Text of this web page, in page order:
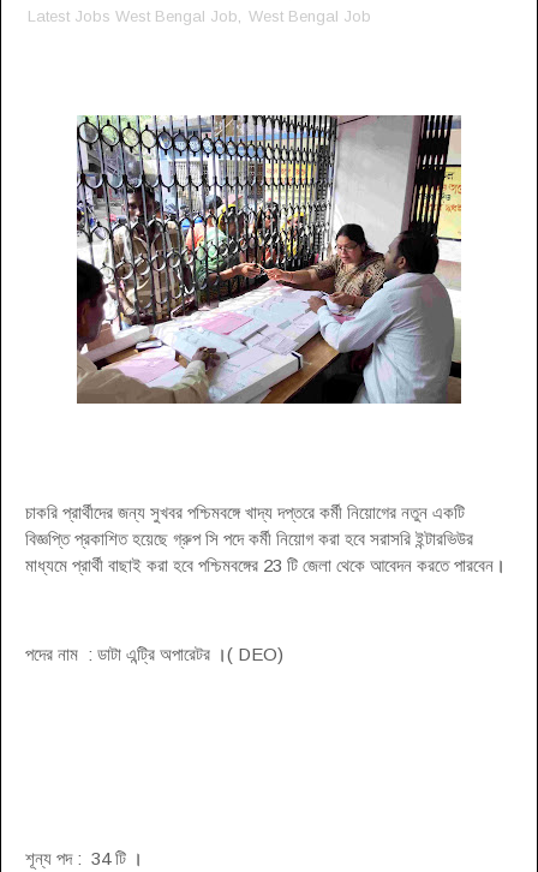
Latest Jobs West Bengal Job
West Bengal Job
চাকরি প্রার্থীদের জন্য সুখবর পশ্চিমবঙ্গে খাদ্য দপ্তরে কর্মী নিয়োগের নতুন একটি
বিজ্ঞপ্তি প্রকাশিত হয়েছে গ্রুপ সি পদে কর্মী নিয়োগ করা হবে সরাসরি ইন্টারভিউর
মাধ্যমে প্রার্থী বাছাই করা হবে পশ্চিমবঙ্গের 23 টি জেলা থেকে আবেদন করতে পারবেন ।
পদের নাম : ডাটা এন্ট্রি অপারেটর ।( DEO)
শূন্য পদ : 34 টি ।